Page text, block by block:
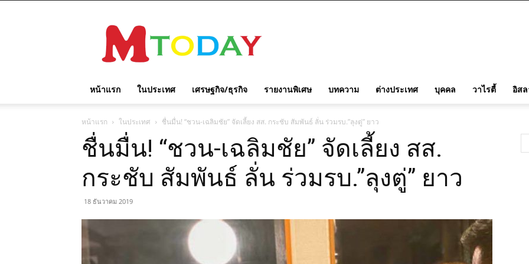
TODAY
หน้าแรก ในประเทศ เศรษฐกิจ/ธุรกิจ รายงานพิเศษ บทความ ต่างประเทศ บุคคล วาไรตี้ อิส
หน้าแรก ในประเทศ ชื่นมื่น! “ชวน-เฉลิมชัย” จัดเลี้ยง สส. กระชับ สัมพันธ์ ลั่น ร่วมรบ.”ลุงตู่” ยาว
ชื่นมื่น! “ชวน-เฉลิมชัย” จัดเลี้ยง สส.
กระชับ สัมพันธ์ ลั่น ร่วมรบ.”ลุงตู่” ยาว
18 ธันวาคม 2019